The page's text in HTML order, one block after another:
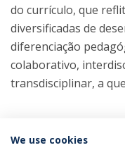
do currículo, que
diversificadas de
diferenciação
colaborativo,
transdisciplinar, a
COORDENADOR
We use cookies